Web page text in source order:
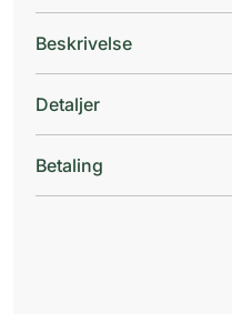
Beskrivelse
Detaljer
Betaling